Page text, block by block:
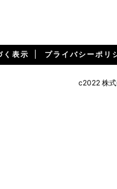
く表示 プライバシーポリ
c2022 株